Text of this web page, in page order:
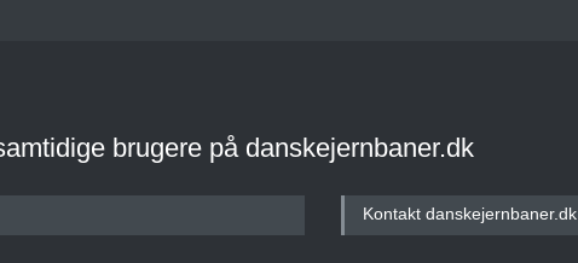
brugere på danskejernbaner.dk
Kontakt danskejernbaner.dk